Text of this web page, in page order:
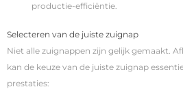
productie-efficiëntie.
Selecteren van de juiste zuignap
Niet alle zuignappen zijn gelijk gemaakt.
kan de keuze van de juiste zuignap
prestaties: